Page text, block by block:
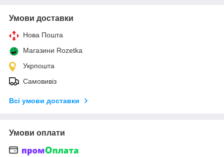
Умови доставки
Нова Пошта
Магазини Rozetka
Укрпошта
Самовивіз
Всі умови доставки
Умови оплати